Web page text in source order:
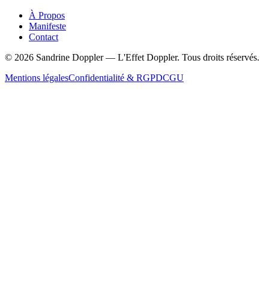
À Propos
Manifeste
Contact
© 2026 Sandrine Doppler — L'Effet Doppler. Tous droits réservés.
Mentions légalesConfidentialité & RGPDCGU